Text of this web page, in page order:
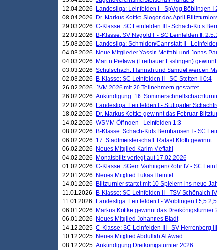
12.04.2026
Landesliga: Leinfelden I - SpVgg Böblingen I
08.04.2026
Dr. Markus Kottke Sieger des April-
29.03.2026 C-Klasse: SC Leinfelden III - Schach-Kids
22.03.2026
B-Klasse: SV Nagold II - SC Leinfelden II:
15.03.2026
Landesliga: Schmiden/Cannstatt II -
04.03.2026
Neue Mitglieder Yassin Meftahi und Jonas
04.03.2026
Martin Pielawa (Freibauer Esslingen)
03.03.2026 Schulschach: Hannah und Samuel werden
02.03.2026
B-Klasse: SC Leinfelden II - SC Stetten II 0:4
26.02.2026 JVM 2026 mit 20 Teilnehmern gestartet
26.02.2026 Ankündigung: 16.
22.02.2026
Landesliga: Leinfelden I - Stuttgarter
18.02.2026
Dr. Markus Kottke gewinnt das Februar-
14.02.2026 WSMM Öffingen - Leinfelden 1:3
08.02.2026
B-Klasse: Schach-Kids Bernhausen I - SC
06.02.2026
17. Stadtmeisterschaft: Rafael Kloth gewinnt
06.02.2026
Neues Mitglied Karim Meftahi
04.02.2026
Monatsblitz verlegt auf 17.02.2026
01.02.2026 C-Klasse: SGem Vaihingen/Rohr IV - SC
22.01.2026
Neues Mitglied Lukas Heintel
14.01.2026
Blitzturnier startet mit 10 Spielern ins neue
11.01.2026
B-Klasse: SC Leinfelden II - TSV Schönaich
11.01.2026
Landesliga: Leinfelden I - Waiblingen I 5,5:2,5
06.01.2026
Markus Kottke gewinnt das Dreikönigsturnier
06.01.2026
Neues Mitglied Johannes Bladt
14.12.2025 C-Klasse: SC Leinfelden III - SV Herrenberg
10.12.2025
Neues Mitglied Abdullah Al Awad
08.12.2025 Ankündigung Dreikönigsturnier 2026